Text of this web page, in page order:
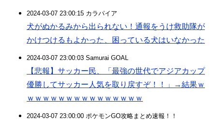
2024-03-07 23:00:15 カラパイア
犬がぬかるみから出られない！通報をうけ救助隊が
かけつけるもよかった、困っている犬はいなかった
2024-03-07 23:00:03 Samurai GOAL
【悲報】サッカー民、「最強の世代でアジアカップ
優勝してサッカー人気を取り戻すぞ！！」→結果ｗ
ｗｗｗｗｗｗｗｗｗｗｗｗｗｗｗ
2024-03-07 23:00:00 ポケモンGO攻略まとめ速報！！